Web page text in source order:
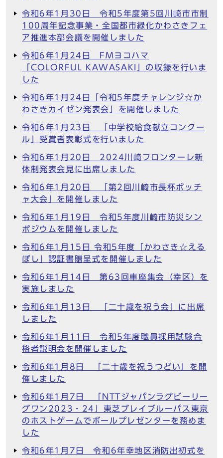
令和6年1月30日 令和5年度第5回川崎市市制
100周年記念事業・全国都市緑化かわさきフェ
ア推進本部会議を開催しました
令和6年1月24日 FMヨコハマ
「COLORFUL KAWASAKI」の収録を行いま
した
令和6年1月24日「令和5年度チャレンジ☆か
わさきカイゼン発表会」を開催しました
令和6年1月23日 「中学校給食献立コンクー
ル」受賞者表彰式を行いました
令和6年1月20日 2024川崎フロンターレ新
体制発表会見に出席しました
令和6年1月20日 「第2回川崎市長杯ボッチ
ャ大会」を開催しました
令和6年1月19日 令和5年度川崎市防災シン
ポジウムを開催しました
令和6年1月15日 令和5年度「かわさき☆える
ぼし」認証書贈呈式を開催しました
令和6年1月14日 第63回車座集会（幸区）を
実施しました
令和6年1月13日 「二十歳を祝う会」に出席
しました
令和6年1月11日 令和5年度職員採用試験合
格者説明会を開催しました
令和6年1月8日 「二十歳を祝うつどい」を開
催しました
令和6年1月7日 「NTTジャパンラグビーリー
グワン2023‐24」東芝ブレイブルーパス東京
のホストゲームでボールプレゼンターを務めま
した
令和6年1月7日 令和6年幸地区消防出初式を